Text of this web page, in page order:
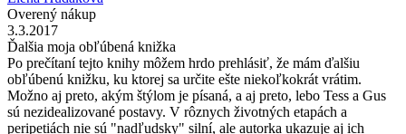
Overený nákup
3.3.2017
Ďalšia moja obľúbená knižka
Po prečítaní tejto knihy môžem hrdo prehlásiť, že mám ďalšiu
obľúbenú knižku, ku ktorej sa určite ešte niekoľkokrát vrátim.
Možno aj preto, akým štýlom je písaná, a aj preto, lebo Tess a Gus
sú nezidealizované postavy. V rôznych životných etapách a
peripetiách nie sú "nadľudsky" silní, ale autorka ukazuje aj ich